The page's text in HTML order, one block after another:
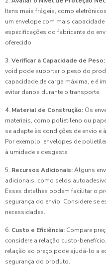
Itens mais frágeis, como
um envelope com mais
especificações do fabricante do
oferecido.
3. Verificar a Capacidade de Peso:
void pode suportar o peso do
capacidade de carga máxima, e é
evitar danos durante o transporte.
4. Material de Construção: Os
materiais, como polietileno ou
se adapte às condições de envio
Por exemplo, envelopes de
à umidade e desgaste.
5. Recursos Adicionais:Alguns
adicionais, como selos
Esses detalhes podem facilitar o
segurança do envio. Considere se
necessidades.
6. Custo e Eficiência: Compare
considere a relação custo-
relação ao preço pode ajudá-lo a
segurança do produto.